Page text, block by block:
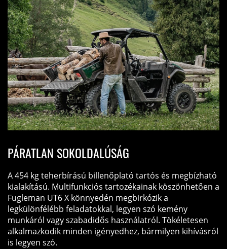
PÁRATLAN SOKOLDALÚSÁG
A 454 kg teherbírású billenőplató tartós és megbízható
kialakítású. Multifunkciós tartozékainak köszönhetően a
Fugleman UT6 X könnyedén megbirkózik a
legkülönfélébb feladatokkal, legyen szó kemény
munkáról vagy szabadidős használatról. Tökéletesen
alkalmazkodik minden igényedhez, bármilyen kihívásról
is legyen szó.